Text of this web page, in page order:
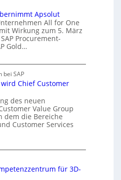
Apsolut
All for One
Wirkung zum 5. März
Procurement-
Gold…
bei SAP
Chief Customer
des neuen
Value Group
dem die Bereiche
Customer Services
für 3D-